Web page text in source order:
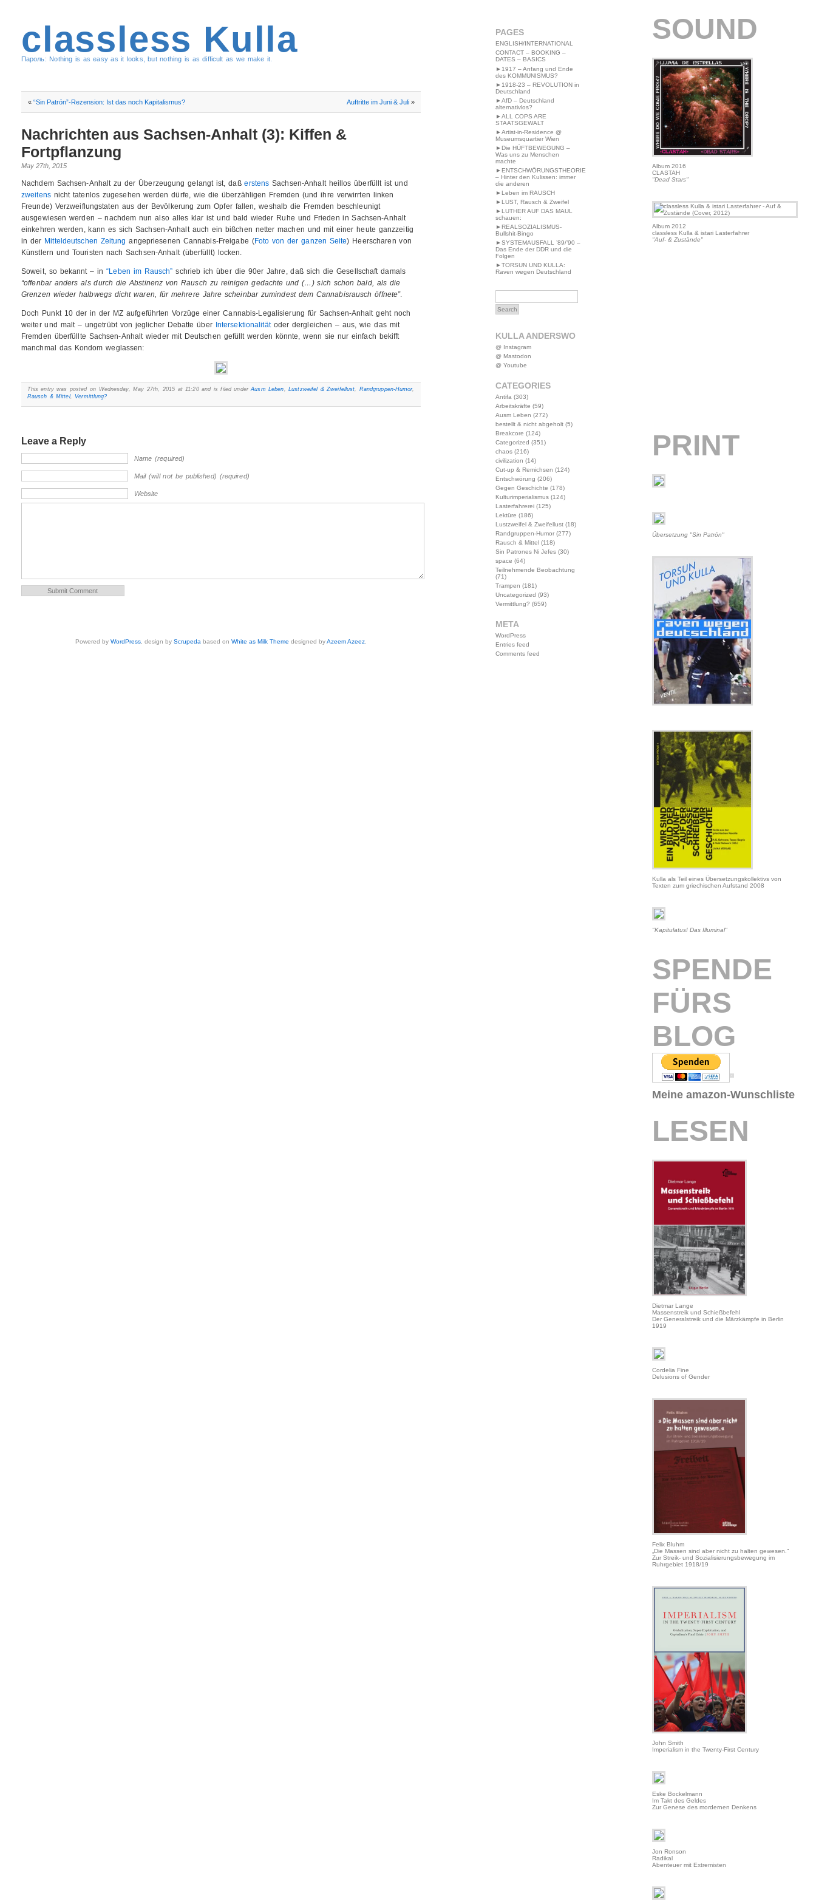
classless Kulla
Пароль: Nothing is as easy as it looks, but nothing is as difficult as we make it.
« “Sin Patrón”-Rezension: Ist das noch Kapitalismus? Auftritte im Juni & Juli»
Nachrichten aus Sachsen-Anhalt (3): Kiffen &
Fortpflanzung
May 27th, 2015
Nachdem Sachsen-Anhalt zu der Überzeugung gelangt ist, daßerstens Sachsen-Anhalt heillos überfüllt ist und
zweitensnicht tatenlos zugesehen werden dürfe, wie die überzähligen Fremden (und ihre verwirrten linken
Freunde) Verzweiflungstaten aus der Bevölkerung zum Opfer fallen, weshalb die Fremden beschleunigt
ausgewiesen werden – nachdem nun also alles klar ist und bald wieder Ruhe und Frieden in Sachsen-Anhalt
einkehren werden, kann es sich Sachsen-Anhalt auch ein bißchen netter machen und mit einer heute ganzzeitig
in der Mitteldeutschen Zeitung angepriesenen Cannabis-Freigabe (Foto von der ganzen Seite) Heerscharen von
Künstlern und Touristen nach Sachsen-Anhalt (überfüllt) locken.
Soweit, so bekannt – in“Leben im Rausch” schrieb ich über die 90er Jahre, daß sich die Gesellschaft damals
“offenbar anders als durch die Abstinenz von Rausch zu reinigen gedachte und (…) sich schon bald, als die
Grenzen wieder halbwegs dicht waren, für mehrere Jahre scheinbar zumindest dem Cannabisrausch öffnete”.
Doch Punkt 10 der in der MZ aufgeführten Vorzüge einer Cannabis-Legalisierung für Sachsen-Anhalt geht noch
weiter und malt – ungetrübt von jeglicher Debatte über Intersektionalitätoder dergleichen – aus, wie das mit
Fremden überfüllte Sachsen-Anhalt wieder mit Deutschen gefüllt werden könnte, wenn sie nur einfach bekifft
manchmal das Kondom weglassen:
This entry was posted on Wednesday, May 27th, 2015 at 11:20 and is filed underAusm Leben,Lustzweifel & Zweifellust, Randgruppen-Humor,
Rausch & Mittel,Vermittlung?
Leave a Reply
Name (required)
Mail (will not be published) (required)
Website
Powered byWordPress , design byScrupeda based onWhite as Milk Theme designed byAzeem Azeez
PAGES
ENGLISH/INTERNATIONAL
CONTACT – BOOKING –
DATES – BASICS
►1917 – Anfang und Ende
des KOMMUNISMUS?
►1918-23 – REVOLUTION in
Deutschland
►AfD – Deutschland
alternativlos?
►ALL COPS ARE
STAATSGEWALT
►Artist-in-Residence @
Museumsquartier Wien
►Die HÜFTBEWEGUNG –
Was uns zu Menschen
machte
►ENTSCHWÖRUNGSTHEORIE
– Hinter den Kulissen: immer
die anderen
►Leben im RAUSCH
►LUST, Rausch & Zweifel
►LUTHER AUF DAS MAUL
schauen:
►REALSOZIALISMUS-
Bullshit-Bingo
►SYSTEMAUSFALL ’89/’90 –
Das Ende der DDR und die
Folgen
►TORSUN UND KULLA:
Raven wegen Deutschland
KULLA ANDERSWO
@ Instagram
@ Mastodon
@ Youtube
CATEGORIES
Antifa (303)
Arbeitskräfte (59)
Ausm Leben (272)
bestellt & nicht abgeholt(5)
Breakcore (124)
Categorized (351)
chaos(216)
civilization (14)
Cut-up & Remichsen (124)
Entschwörung (206)
Gegen Geschichte (178)
Kulturimperialismus(124)
Lasterfahrerei(125)
Lektüre (186)
Lustzweifel & Zweifellust(18)
Randgruppen-Humor(277)
Rausch & Mittel(118)
Sin Patrones Ni Jefes(30)
space (64)
Teilnehmende Beobachtung
(71)
Trampen (181)
Uncategorized (93)
Vermittlung? (659)
META
WordPress
Entries feed
Comments feed
SOUND
Album 2016
CLASTAH
"Dead Stars"
Album 2012
classless Kulla & istari Lasterfahrer
"Auf- & Zustände"
PRINT
Übersetzung "Sin Patrón"
Kulla als Teil eines Übersetzungskollektivs von
Texten zum griechischen Aufstand 2008
"Kapitulatus! Das Illuminal"
SPENDE
FÜRS
BLOG
Meine amazon-Wunschliste
LESEN
Dietmar Lange
Massenstreik und Schießbefehl
Der Generalstreik und die Märzkämpfe in Berlin
1919
Cordelia Fine
Delusions of Gender
Felix Bluhm
„Die Massen sind aber nicht zu halten gewesen.“
Zur Streik- und Sozialisierungsbewegung im
Ruhrgebiet 1918/19
John Smith
Imperialism in the Twenty-First Century
Eske Bockelmann
Im Takt des Geldes
Zur Genese des mordernen Denkens
Jon Ronson
Radikal
Abenteuer mit Extremisten